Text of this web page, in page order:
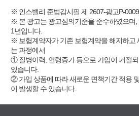
※ 인스밸리 준법감시필 제 2607-광고P-
※ 본 광고는 광고심의기준을 준수하였으며
1년입니다.
※ 보험계약자가 기존 보험계약을 해지하고
는 과정에서
① 질병이력, 연령증가 등으로 가입이 거절
있습니다.
② 가입 상품에 따라 새로운 면책기간 적용
이 발생할 수 있습니다.